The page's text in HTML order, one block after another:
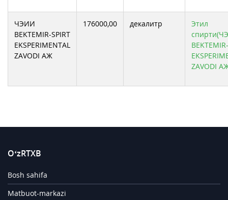
ЧЭИИ
BEKTEMIR-SPIRT
EKSPERIMENTAL
ZAVODI АЖ
176000,00 декалитр
Этил
ZAVODI
O‘zRTXB
Bosh sahifa
Matbuot-markazi